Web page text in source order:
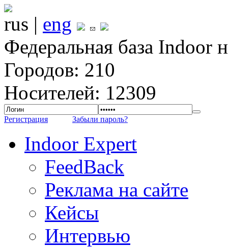
rus | eng
Федеральная база Indoor
Городов: 210
Носителей: 12309
Регистрация Забыли пароль?
Indoor Expert
FeedBack
Реклама на сайте
Кейсы
Интервью